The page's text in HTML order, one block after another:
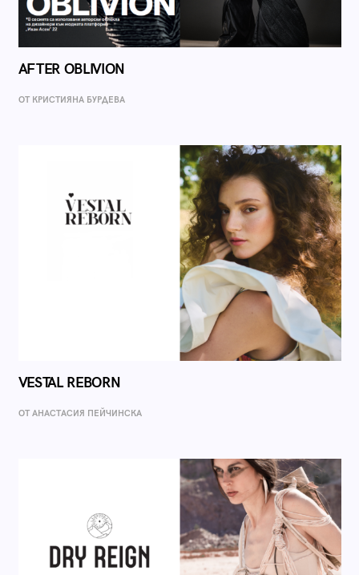
AFTER OBLIVION
ОТ КРИСТИЯНА БУРДЕВА
VESTAL REBORN
ОТ AНАСТАСИЯ ПЕЙЧИНСКА